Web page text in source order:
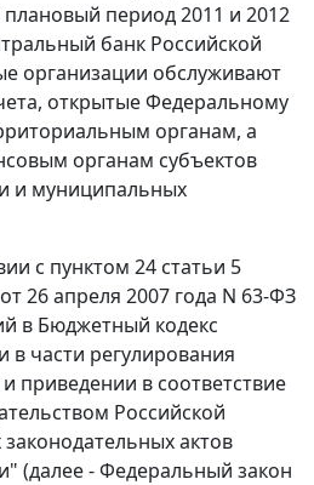
период 2011 и 2012
банк Российской
организации обслуживают
открытые Федеральному
органам, а
органам субъектов
и муниципальных
с пунктом 24 статьи 5
26 апреля 2007 года N 63-ФЗ
в Бюджетный кодекс
в части регулирования
приведении в соответствие
Российской
актов
(далее - Федеральный закон